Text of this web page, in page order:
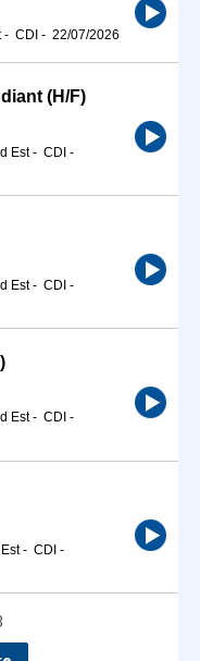
- CDI - 22/07/2026
(H/F)
Est- CDI -
Est- CDI -
Est- CDI -
- CDI -